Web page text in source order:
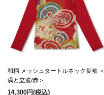
和柄 メッシュタートルネック長袖 ＜
渦と立波/赤＞
14,300円(税込)